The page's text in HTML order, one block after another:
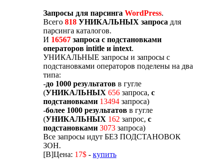
Запросы для парсинга WordPress.
Всего 818 УНИКАЛЬНЫХ запроса для
парсинга каталогов.
И 16567 запроса с подстановками
операторов intitle и intext.
УНИКАЛЬНЫЕ запросы и запросы с
подстановками операторов поделены на два
типа:
-до 1000 результатов в гугле
(УНИКАЛЬНЫХ 656 запроса, с
подстановками 13494 запроса)
-более 1000 результатов в гугле
(УНИКАЛЬНЫХ 162 запрос, с
подстановками 3073 запроса)
Все запросы идут БЕЗ ПОДСТАНОВОК
ЗОН.
[B]Цена: 17$ - купить